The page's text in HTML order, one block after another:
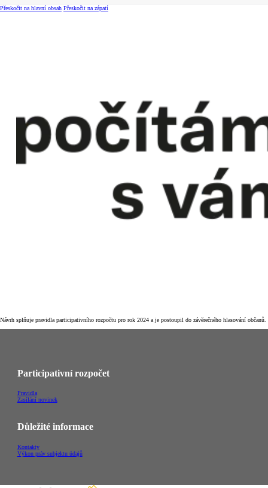
Přeskočit na hlavní obsah Přeskočit na zápatí
Návrh splňuje pravidla participativního rozpočtu pro rok 2024 a je postoupil do závěrečného hlasování občanů.
Participativní rozpočet
Pravidla
Zasílání novinek
Důležité informace
Kontakty
Výkon práv subjektu údajů